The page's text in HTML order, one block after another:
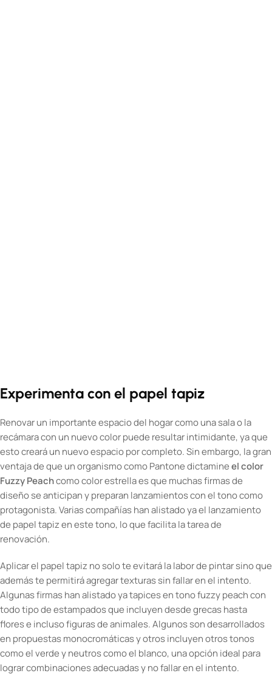
Experimenta con el papel tapiz
Renovar un importante espacio del hogar como una sala o la
recámara con un nuevo color puede resultar intimidante, ya que
esto creará un nuevo espacio por completo. Sin embargo, la gran
ventaja de que un organismo como Pantone dictamineel color
Fuzzy Peachcomo color estrella es que muchas firmas de
diseño se anticipan y preparan lanzamientos con el tono como
protagonista. Varias compañías han alistado ya el lanzamiento
de papel tapiz en este tono, lo que facilita la tarea de
renovación.
Aplicar el papel tapiz no solo te evitará la labor de pintar sino que
además te permitirá agregar texturas sin fallar en el intento.
Algunas firmas han alistado ya tapices en tono fuzzy peach con
todo tipo de estampados que incluyen desde grecas hasta
flores e incluso figuras de animales. Algunos son desarrollados
en propuestas monocromáticas y otros incluyen otros tonos
como el verde y neutros como el blanco, una opción ideal para
lograr combinaciones adecuadas y no fallar en el intento.